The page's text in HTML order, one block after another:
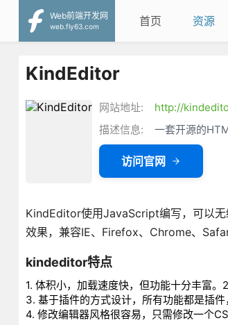
Web前端开发网
web.fly63.com
首页 资源
KindEditor
网站地址:
http://
描述信息:
一套开源的
访问官网
KindEditor使用JavaScript编写，可以
效果，兼容IE、Firefox、Chrome、
kindeditor特点
1. 体积小，加载速度快，但功能十分丰富
3. 基于插件的方式设计，所有功能都是插件
4. 修改编辑器风格很容易，只需修改一个